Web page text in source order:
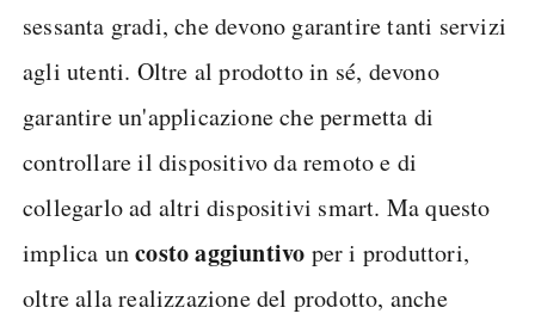
sessanta gradi, che devono garantire tanti servizi
agli utenti. Oltre al prodotto in sé, devono
garantire un'applicazione che permetta di
controllare il dispositivo da remoto e di
collegarlo ad altri dispositivi smart. Ma questo
implica uncosto aggiuntivo per i produttori,
oltre alla realizzazione del prodotto, anche